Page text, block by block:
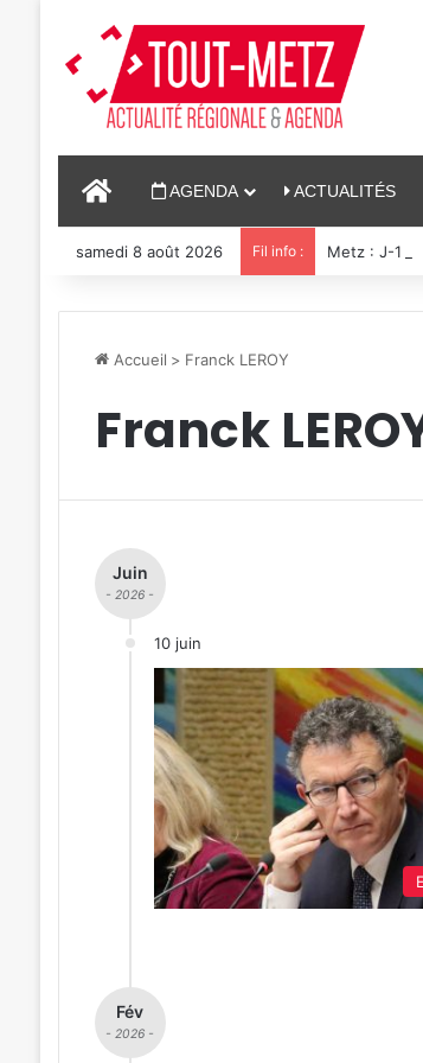
ACCUEILAGENDA ACTUALITÉS
samedi 8 août 2026 Fil info : Metz : J-1
Accueil > Franck LEROY
Franck
Juin
- 2026 -
10 juin
Fév
- 2026 -